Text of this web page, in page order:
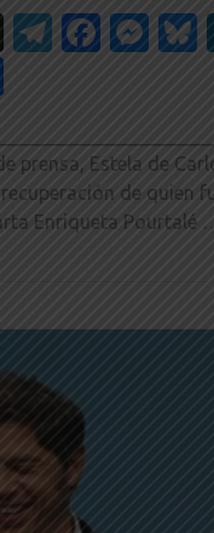
X
prensa, Estela de
de quien
Enriqueta Pourtalé